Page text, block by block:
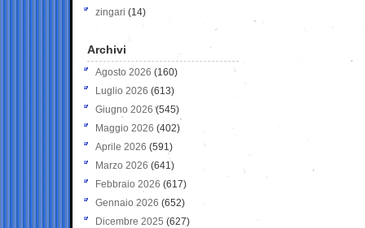
zingari (14)
Archivi
Agosto 2026 (160)
Luglio 2026 (613)
Giugno 2026 (545)
Maggio 2026 (402)
Aprile 2026 (591)
Marzo 2026 (641)
Febbraio 2026 (617)
Gennaio 2026 (652)
Dicembre 2025 (627)